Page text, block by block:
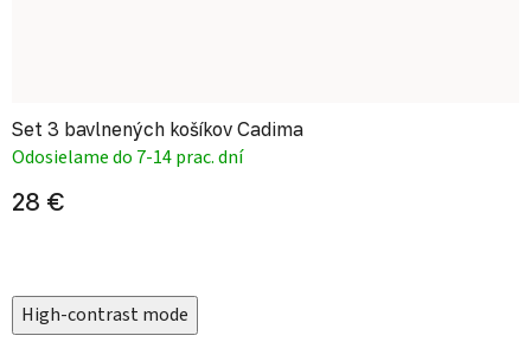
Set 3 bavlnených košíkov Cadima
Odosielame do 7-14 prac. dní
28 €
High-contrast mode